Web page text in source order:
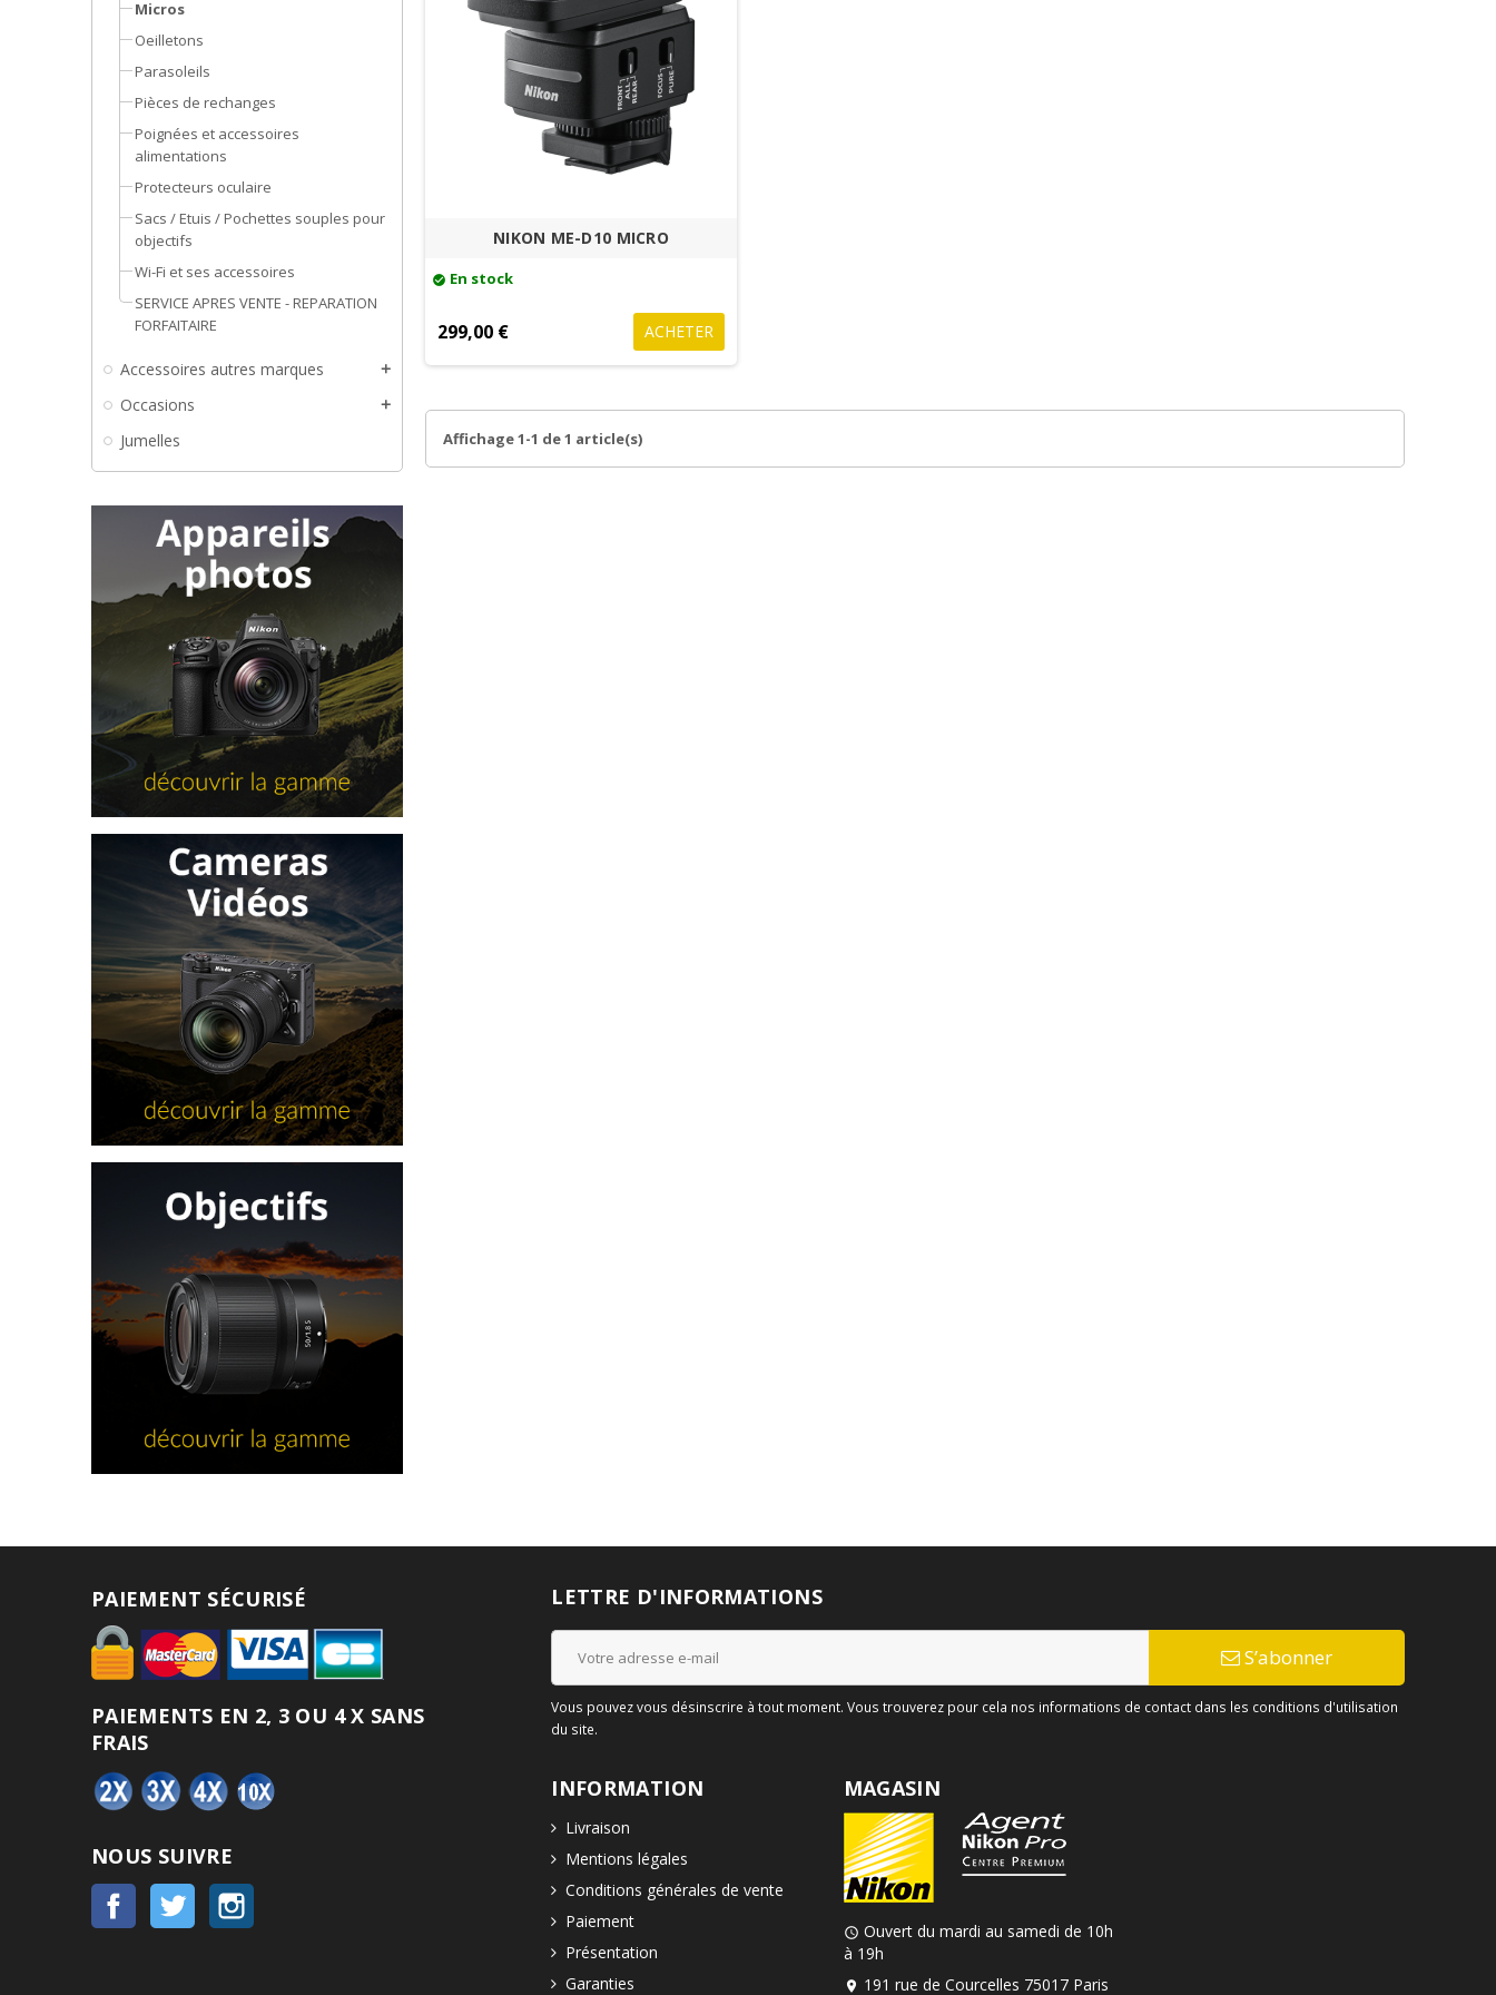
Micros
Oeilletons
Parasoleils
Pièces de rechanges
Poignées et accessoires
alimentations
Protecteurs oculaire
Sacs / Etuis / Pochettes souples pour
objectifs
Wi-Fi et ses accessoires
SERVICE APRES VENTE - REPARATION
FORFAITAIRE
Accessoires autres marques add
Occasions add
Jumelles
NIKON ME-D10 MICRO
check_circle En stock
299,00 € ACHETER
Affichage 1-1 de 1 article(s)
PAIEMENT SÉCURISÉ
PAIEMENTS EN 2, 3 OU 4 X SANS
FRAIS
NOUS SUIVRE
Facebook Twitter
LETTRE D'INFORMATIONS
S’abonner
Vous pouvez vous désinscrire à tout moment. Vous trouverez pour cela nos informations de contact dans les conditions d'utilisation
du site.
INFORMATION
Livraison
Mentions légales
Conditions générales de vente
Paiement
Présentation
Garanties
MAGASIN
schedule Ouvert du mardi au samedi de 10h
à 19h
location_on 191 rue de Courcelles 75017 Paris